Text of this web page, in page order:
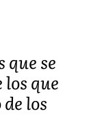
que se
que
los